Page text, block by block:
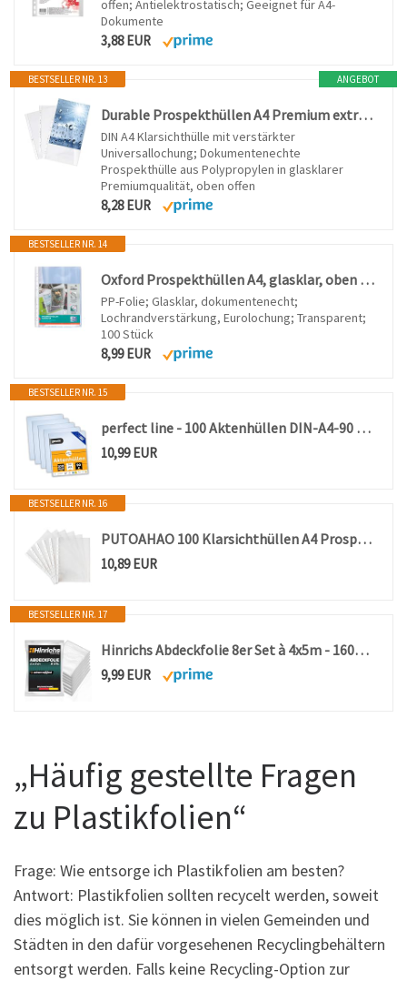
offen; Antielektrostatisch; Geeignet für A4-
Dokumente
3,88 EUR
ANGEBOT
BESTSELLER NR. 13
Durable Prospekthüllen A4 Premium extra stark, 100 Stück, glasklar, 267619
DIN A4 Klarsichthülle mit verstärkter
Universallochung; Dokumentenechte
Prospekthülle aus Polypropylen in glasklarer
Premiumqualität, oben offen
8,28 EUR
BESTSELLER NR. 14
Oxford Prospekthüllen A4, glasklar, oben offen, 100 Stück
PP-Folie; Glasklar, dokumentenecht;
Lochrandverstärkung, Eurolochung; Transparent;
100 Stück
8,99 EUR
BESTSELLER NR. 15
perfect line - 100 Aktenhüllen DIN-A4-90 my, transparent, genarbt - dünn, leicht & platzsparend - Top Qualität - dokumentenecht, säurefrei (100 Stück)
10,99 EUR
BESTSELLER NR. 16
PUTOAHAO 100 Klarsichthüllen A4 Prospekthüllen Klarsichtfolien,0,06mm,Whi
10,89 EUR
BESTSELLER NR. 17
Hinrichs Abdeckfolie 8er Set à 4x5m - 160m² Malerfolie extra stark & transparent - Schutzfolie für Möbel & Böden - Maler Zubehör Plastikfolie zum abdecken - HDPE Folie mit 7my Stärke
9,99 EUR
„Häufig gestellte Fragen
zu Plastikfolien“
Frage: Wie entsorge ich Plastikfolien am besten?
Antwort: Plastikfolien sollten recycelt werden, soweit
dies möglich ist. Sie können in vielen Gemeinden und
Städten in den dafür vorgesehenen Recyclingbehältern
entsorgt werden. Falls keine Recycling-Option zur